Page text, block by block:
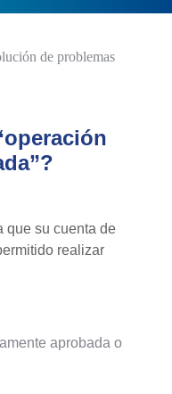
de problemas
que su cuenta de
realizar
aprobada o